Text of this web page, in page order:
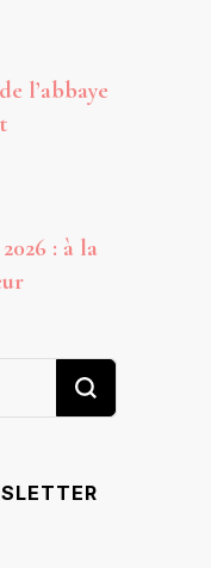
l’abbaye
: à la